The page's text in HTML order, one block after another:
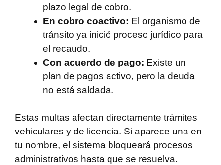
plazo legal de cobro.
En cobro coactivo: El organismo de
tránsito ya inició proceso jurídico para
el recaudo.
Con acuerdo de pago: Existe un
plan de pagos activo, pero la deuda
no está saldada.
Estas multas afectan directamente trámites
vehiculares y de licencia. Si aparece una en
tu nombre, el sistema bloqueará procesos
administrativos hasta que se resuelva.